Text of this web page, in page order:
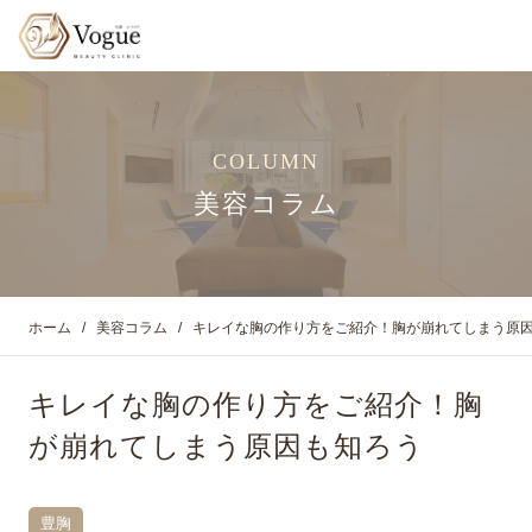
COLUMN
美容コラム
ホーム 美容コラム キレイな胸の作り方をご紹介！胸が崩れてしまう原
キレイな胸の作り方をご紹介！胸
が崩れてしまう原因も知ろう
豊胸